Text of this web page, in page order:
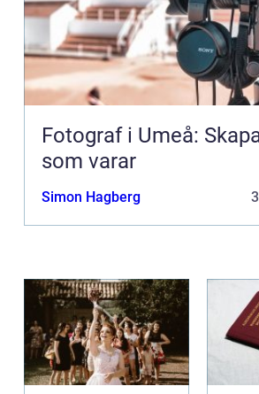
Fotograf i Umeå:
som varar
Simon Hagberg